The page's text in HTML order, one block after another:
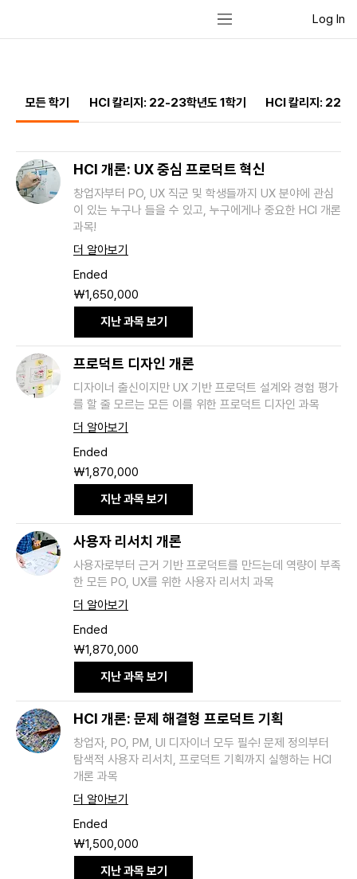
Log In
모든 학기 HCI 칼리지: 22-23학년도 1학기 HCI 칼리지: 22-
HCI 개론: UX 중심 프로덕트 혁신
창업자부터 PO, UX 직군 및 학생들까지 UX 분야에 관심
이 있는 누구나 들을 수 있고, 누구에게나 중요한 HCI 개론
과목!
더 알아보기
Ended
1,650,000
South
Korean
₩1,650,000
지난 과목 보기
프로덕트 디자인 개론
디자이너 출신이지만 UX 기반 프로덕트 설계와 경험 평가
를 할 줄 모르는 모든 이를 위한 프로덕트 디자인 과목
더 알아보기
Ended
1,870,000
South
Korean
₩1,870,000
지난 과목 보기
사용자 리서치 개론
사용자로부터 근거 기반 프로덕트를 만드는데 역량이 부족
한 모든 PO, UX를 위한 사용자 리서치 과목
더 알아보기
Ended
1,870,000
South
Korean
₩1,870,000
지난 과목 보기
HCI 개론: 문제 해결형 프로덕트 기획
창업자, PO, PM, UI 디자이너 모두 필수! 문제 정의부터
탐색적 사용자 리서치, 프로덕트 기획까지 실행하는 HCI
개론 과목
더 알아보기
Ended
1,500,000
South
Korean
₩1,500,000
지난 과목 보기